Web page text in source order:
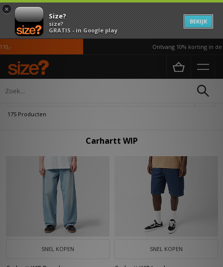
×
Size?
size?
GRATIS - in Google play
BEKIJK
Ontvang 10% korting in de APP*
Home Carhartt WIP
175 Producten
Carhartt WIP
SNEL KOPEN SNEL KOPEN